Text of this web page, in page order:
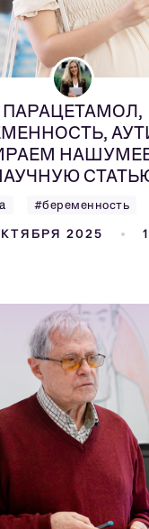
ПАРАЦЕТАМОЛ,
#беременность
2025